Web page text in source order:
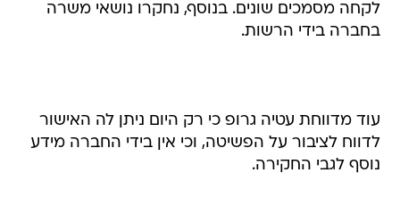
לקחה מסמכים שונים. בנוסף, נחקרו נושאי משרה
בחברה בידי הרשות.
עוד מדווחת עטיה גרופ כי רק היום ניתן לה האישור
לדווח לציבור על הפשיטה, וכי אין בידי החברה מידע
נוסף לגבי החקירה.